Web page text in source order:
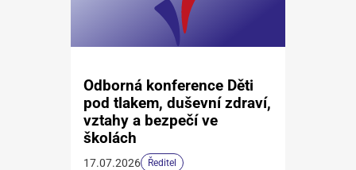
Odborná konference Děti
pod tlakem, duševní zdraví,
vztahy a bezpečí ve
školách
17.07.2026 Ředitel